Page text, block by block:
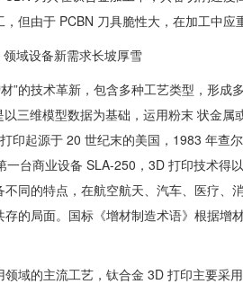
但由于 PCBN 刀具脆性大，在加工中
域设备新需求长坡厚雪
”的技术革新，包含多种工艺类型，形
以三维模型数据为基础，运用粉末 状金
印起源于 20 世纪末的美国，1983 年查
一台商业设备 SLA-250，3D 打印技术得
同的特点，在航空航天、汽车、医疗、
的局面。国标《增材制造术语》根据增
域的主流工艺，钛合金 3D 打印主要采